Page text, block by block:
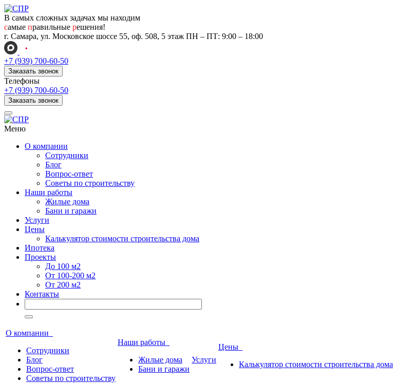
В самых сложных задачах мы находим
самые правильные решения!
г. Самара, ул. Московское шоссе 55, оф. 508, 5 этаж ПН – ПТ: 9:00 – 18:00
+7 (939) 700-60-50
Заказать звонок
Телефоны
+7 (939) 700-60-50
Заказать звонок
Меню
О компании
Сотрудники
Блог
Вопрос-ответ
Советы по строительству
Наши работы
Жилые дома
Бани и гаражи
Услуги
Цены
Калькулятор стоимости строительства дома
Ипотека
Проекты
До 100 м2
От 100-200 м2
От 200 м2
Контакты
О компании
Сотрудники
Блог
Вопрос-ответ
Советы по строительству
Наши работы
Жилые дома
Бани и гаражи
Услуги
Цены
Калькулятор стоимости строительства дома